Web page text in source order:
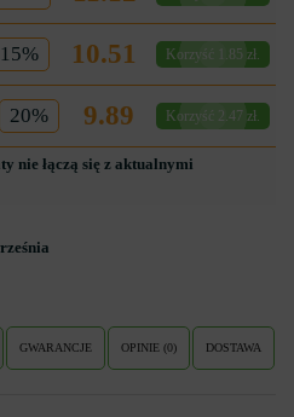
15% 10.51 Korzyść 1.85 zł.
20% 9.89 Korzyść 2.47 zł.
nie łączą się z aktualnymi
GWARANCJE OPINIE (0) DOSTAWA